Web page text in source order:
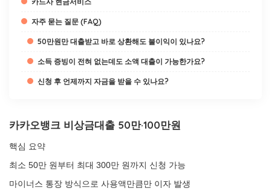
자주 묻는 질문 (FAQ)
50만원만 대출받고 바로 상환해도 불이익이 있나요?
소득 증빙이 전혀 없는데도 소액 대출이 가능한가요?
신청 후 언제까지 자금을 받을 수 있나요?
카카오뱅크 비상금대출 50만·100만원
핵심 요약
최소 50만 원부터 최대 300만 원까지 신청 가능
마이너스 통장 방식으로 사용액만큼만 이자 발생